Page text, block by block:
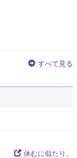
すべて見る
休むに似たり。